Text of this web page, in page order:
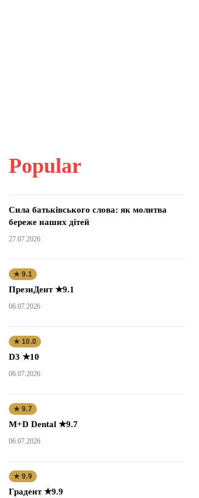
Popular
Сила батьківського слова: як молитва
береже наших дітей
27.07.2026
★ 9.1
ПрезиДент ★9.1
06.07.2026
★ 10.0
D3 ★10
06.07.2026
★ 9.7
M+D Dental ★9.7
06.07.2026
★ 9.9
Градент ★9.9